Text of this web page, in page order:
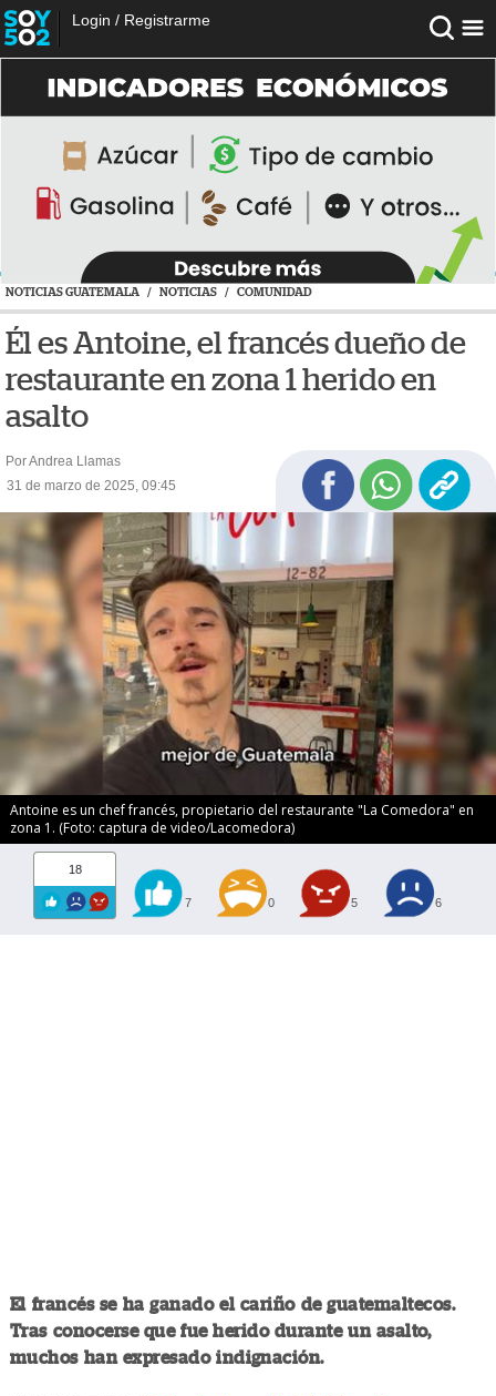
Login / Registrarme
NOTICIAS GUATEMALA / NOTICIAS / COMUNIDAD
Él es Antoine, el francés dueño de
restaurante en zona 1 herido en
asalto
Por Andrea Llamas
31 de marzo de 2025, 09:45
Antoine es un chef francés, propietario del restaurante "La Comedora" en
zona 1. (Foto: captura de video/Lacomedora)
18
7 0 5 6
El francés se ha ganado el cariño de guatemaltecos.
Tras conocerse que fue herido durante un asalto,
muchos han expresado indignación.